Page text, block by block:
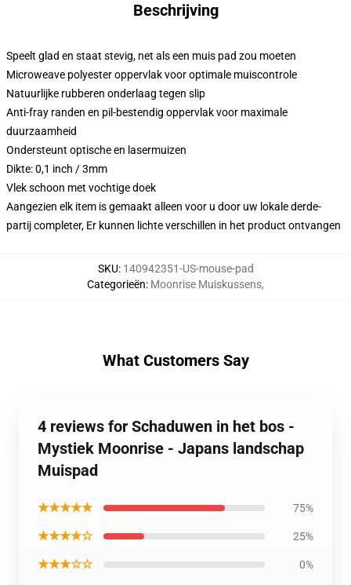
Beschrijving
Speelt glad en staat stevig, net als een muis pad zou moeten
Microweave polyester oppervlak voor optimale muiscontrole
Natuurlijke rubberen onderlaag tegen slip
Anti-fray randen en pil-bestendig oppervlak voor maximale
duurzaamheid
Ondersteunt optische en lasermuizen
Dikte: 0,1 inch / 3mm
Vlek schoon met vochtige doek
Aangezien elk item is gemaakt alleen voor u door uw lokale derde-
partij completer, Er kunnen lichte verschillen in het product ontvangen
SKU: 140942351-US-mouse-pad
Categorieën: Moonrise Muiskussens,
What Customers Say
4 reviews for Schaduwen in het bos -
Mystiek Moonrise - Japans landschap
Muispad
★★★★★ 75%
★★★★☆ 25%
★★★☆☆ 0%